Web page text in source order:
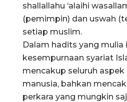
shallallahu ‘alaihi
(pemimpin) dan uswah
setiap muslim.
Dalam hadits yang mulia
kesempurnaan syariat
mencakup seluruh aspek
manusia, bahkan
perkara yang mungkin